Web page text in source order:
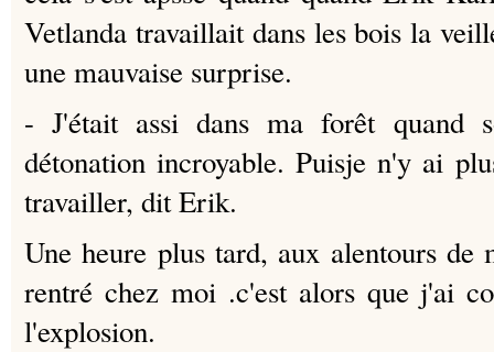
Vetlanda travaillait dans les bois la
une mauvaise surprise.
- J'était assi dans ma forêt quand
détonation incroyable. Puisje n'y ai
travailler, dit Erik.
Une heure plus tard, aux alentours
rentré chez moi .c'est alors que j'ai
l'explosion.